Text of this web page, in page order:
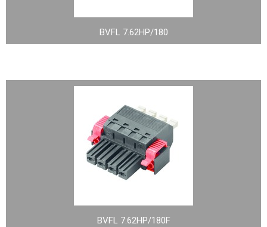
BVFL 7.62HP/180
BVFL 7.62HP/180F